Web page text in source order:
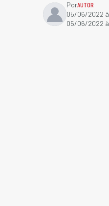
PorAUTOR
05/06/2022
05/06/2022